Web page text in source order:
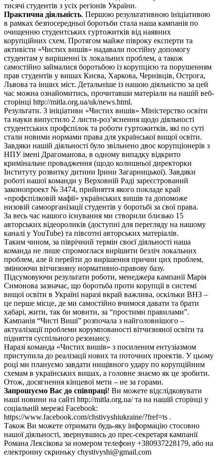
тисячі студентів з усіх регіонів України.
Практична діяльність. Першою результативною ініціативою
в рамках безпосередньої боротьби стала наша кампанія по
очищенню студентських гуртожитків від наявних
корупційних схем. Протягом майже півроку експерти та
активісти «Чистих вишів» надавали постійну допомогу
студентам у вирішенні їх локальних проблем, а також
самостійно займалися боротьбою із корупцією та порушенням
прав студентів у вишах Києва, Харкова, Чернівців, Острога,
Львова та інших міст. Детальніше із нашою діяльністю за цей
час можна ознайомитись, прочитавши матеріали на нашій веб-
сторінці http://mitla.org.ua/uk/news.html.
Результати. З ініціативи «Чистих вишів» Міністерство освіти
та науки випустило 2 листи-роз’яснення щодо діяльності
студентських профспілок та роботи гуртожитків, які по суті
стали новими нормами права для української вищої освіти.
Завдяки нашій діяльності було звільнено двоє корупціонерів з
НПУ імені Драгоманова, в одному випадку відкрито
кримінальне провадження (щодо колишньої директорки
Інституту розвитку дитини Ірини Загарницької). Завдяки
роботі нашої команди у Верховній Раді зареєстрований
законопроект № 3474, прийняття якого покладе край
«профспілковій мафії» українських вишів та допоможе
низовій самоорганізації студентів у боротьбі за свої права.
За весь час нашого існування ми створили близько 15
авторських відеороликів (доступні для перегляду на нашому
каналі у YouTube) та півсотні авторських матеріалів.
Таким чином, за піврічний термін своєї діяльності наша
команда не лише спромоглася вирішити безліч локальних
проблем, але й перейти до вирішення причин цих проблем,
змінюючи вітчизняну нормативно-правову базу.
Підсумовуючи результати роботи, менеджера кампанії Марія
Симонова зазначає, що боротьба проти корупції в системі
вищої освіти в Україні наразі вкрай важлива, оскільки ВНЗ –
це перше місце, де ми самостійно вчимося давати та брати
хабарі, жити, так би мовити, за “простими правилами”.
Кампанія “Чисті Виші” розпочала з найголовнішого –
актуалізації проблеми корумпованості вітчизняної освіти та
підняття суспільного резонансу.
Наразі команда «Чистих вишів» з посиленим ентузіазмом
приступила до реалізації нових та поточних проектів. У цьому
році ми плануємо завдати нищівного удару по корупційним
схемам в українських вишах, а головне знаємо як це зробити.
Отож, досягнення кінцевої мети – не за горами.
Запрошуємо Вас до співпраці! Ви можете відслідковувати
наші новини на сайті http://mitla.org.ua/ та на нашій сторінці у
соціальній мережі Facebook:
https://www.facebook.com/chstivyshiukraine/?fref=ts .
Також Ви можете отримати будь-яку інформацію стосовно
нашої діяльності, звернувшись до прес-секретаря кампанії
Романа Лексікова за номером телефону +380937228179, або на
електронну скриньку chystivyshi@gmail.com